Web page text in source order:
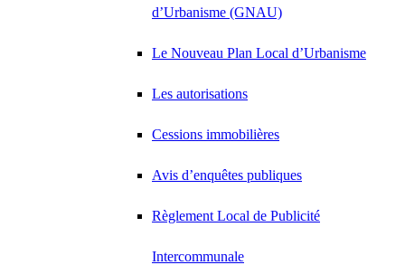
d’Urbanisme (GNAU)
Le Nouveau Plan Local d’Urbanisme
Les autorisations
Cessions immobilières
Avis d’enquêtes publiques
Règlement Local de Publicité
Intercommunale